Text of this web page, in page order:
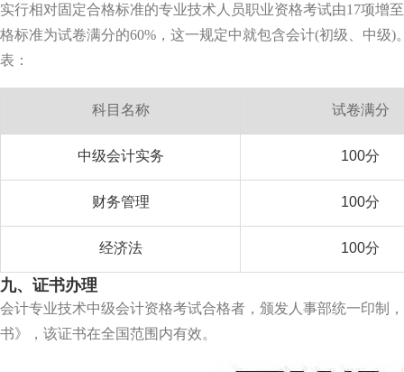
实行相对固定合格标准的专业技术人员职业资格考试由17项增
格标准为试卷满分的60%，这一规定中就包含会计(初级、中级
表：
科目名称 试卷满分
中级会计实务 100分
财务管理 100分
经济法 100分
九、证书办理
会计专业技术中级会计资格考试合格者，颁发人事部统一印制
书》，该证书在全国范围内有效。